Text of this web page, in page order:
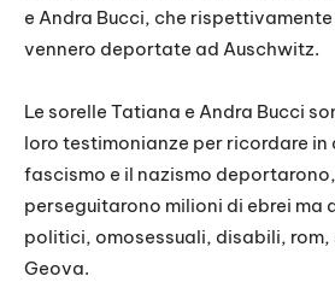
e Andra Bucci, che rispettivamente
vennero deportate ad Auschwitz.
Le sorelle Tatiana e Andra Bucci
loro testimonianze per ricordare in
fascismo e il nazismo
perseguitarono milioni di ebrei ma
politici, omosessuali, disabili, rom,
Geova.